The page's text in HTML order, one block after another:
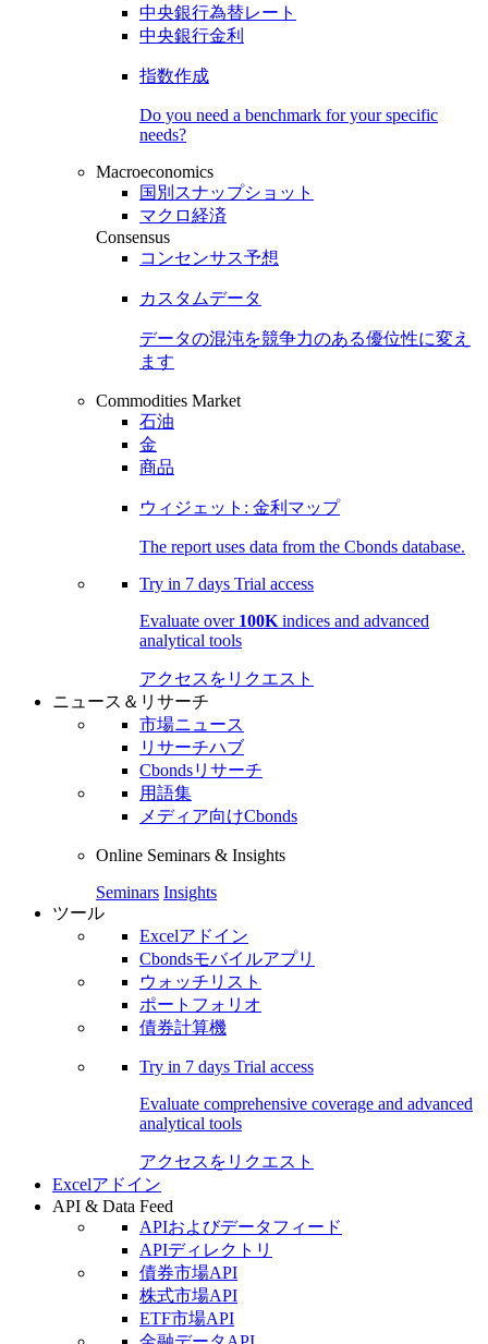
中央銀行為替レート
中央銀行金利
指数作成
Do you need a benchmark for your specific
needs?
Macroeconomics
国別スナップショット
マクロ経済
Consensus
コンセンサス予想
カスタムデータ
データの混沌を競争力のある優位性に変え
ます
Commodities Market
石油
金
商品
ウィジェット: 金利マップ
The report uses data from the Cbonds database.
Try in 7 days Trial access
Evaluate over 100K indices and advanced
analytical tools
アクセスをリクエスト
ニュース＆リサーチ
市場ニュース
リサーチハブ
Cbondsリサーチ
用語集
メディア向けCbonds
Online Seminars & Insights
Seminars Insights
ツール
Excelアドイン
Cbondsモバイルアプリ
ウォッチリスト
ポートフォリオ
債券計算機
Try in 7 days Trial access
Evaluate comprehensive coverage and advanced
analytical tools
アクセスをリクエスト
Excelアドイン
API & Data Feed
APIおよびデータフィード
APIディレクトリ
債券市場API
株式市場API
ETF市場API